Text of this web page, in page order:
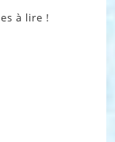
à lire !